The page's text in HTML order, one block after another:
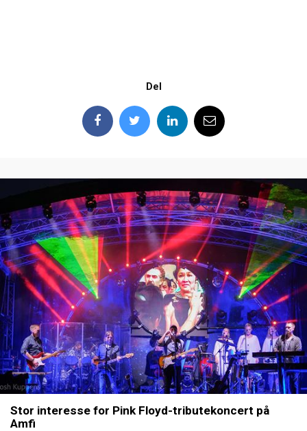
Del
Stor interesse for Pink Floyd-tributekoncert på
Amfi